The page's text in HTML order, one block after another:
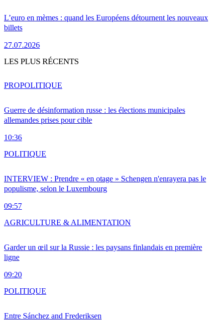
L’euro en mèmes : quand les Européens détournent les nouveaux
billets
27.07.2026
LES PLUS RÉCENTS
Guerre de désinformation russe : les élections municipales
allemandes prises pour cible
10:36
PROPOLITIQUE
INTERVIEW : Prendre « en otage » Schengen n'enrayera pas le
populisme, selon le Luxembourg
09:57
POLITIQUE
Garder un œil sur la Russie : les paysans finlandais en première
ligne
09:20
AGRICULTURE & ALIMENTATION
Entre Sánchez and Frederiksen
POLITIQUE